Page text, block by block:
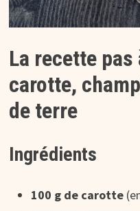
La recette
carotte,
de terre
Ingrédients
100 g de carotte